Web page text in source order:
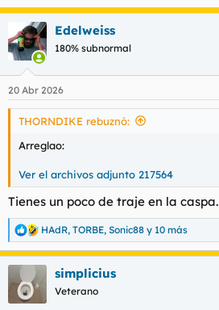
e
a
c
c
i
e
s
Edelweiss
180% subnormal
20 Abr 2026
THORNDIKE rebuznó:
Arreglao:
Ver el archivos adjunto 217564
Tienes un poco de traje en la caspa.
R
e
a
c
HAdR, TORBE, Sonic88 y 10 más
simplicius
Veterano